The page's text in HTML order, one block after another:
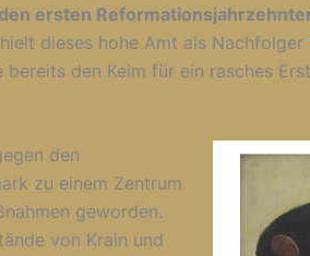
ersten
dieses hohe Amt als Nachfolger
den Keim für ein rasches
den
zu einem Zentrum
geworden.
von Krain und